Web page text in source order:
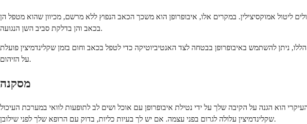
ליטול אמוקסיצילין. במקרים אלו, איבופרופן הוא משכך הכאב הנפוץ ללא מרשם, מכיוון שהוא מטפל הן
בכאב והן בדלקת סביב השן הנגועה.
הללו, ניתן להשתמש באיבופרופן בבטחה לצד האנטיביוטיקה כדי לטפל בכאב וחום בזמן שקלינדמיצין פועלת
על הזיהום.
מסקנה
הוא הגנה על הקיבה שלך על ידי נטילת איבופרופן עם אוכל ושים לב לתופעות לוואי במערכת העיכול
שקלינדמיצין עלולה לגרום בפני עצמה. אם יש לך בעיות כליות, בדוק עם הרופא שלך לפני שילובן.